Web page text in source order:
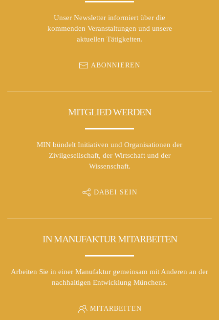
Unser Newsletter informiert über die
kommenden Veranstaltungen und unsere
aktuellen Tätigkeiten.
ABONNIEREN
MITGLIED WERDEN
MIN bündelt Initiativen und Organisationen der
Zivilgesellschaft, der Wirtschaft und der
Wissenschaft.
DABEI SEIN
IN MANUFAKTUR MITARBEITEN
Arbeiten Sie in einer Manufaktur gemeinsam mit Anderen an der
nachhaltigen Entwicklung Münchens.
MITARBEITEN